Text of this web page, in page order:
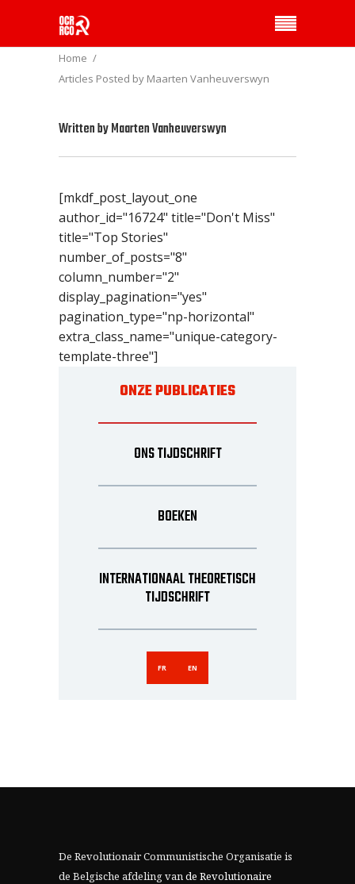
Home
Articles Posted by Maarten Vanheuverswyn
Written byMaarten Vanheuverswyn
[mkdf_post_layout_one
author_id="16724" title="Don't Miss"
title="Top Stories"
number_of_posts="8"
column_number="2"
display_pagination="yes"
pagination_type="np-horizontal"
extra_class_name="unique-category-
template-three"]
ONZE PUBLICATIES
ONS TIJDSCHRIFT
BOEKEN
INTERNATIONAAL THEORETISCH
TIJDSCHRIFT
FR EN
De Revolutionair Communistische Organisatie is
de Belgische afdeling vande Revolutionaire